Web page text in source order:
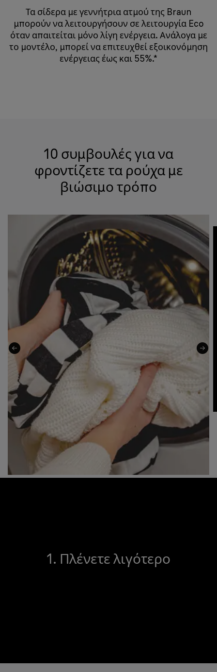
Τα σίδερα με γεννήτρια ατμού της Braun
μπορούν να λειτουργήσουν σε λειτουργία Eco
όταν απαιτείται μόνο λίγη ενέργεια. Ανάλογα με
το μοντέλο, μπορεί να επιτευχθεί εξοικονόμηση
ενέργειας έως και 55%.*
10 συμβουλές για να
φροντίζετε τα ρούχα με
βιώσιμο τρόπο
1. Πλένετε λιγότερο